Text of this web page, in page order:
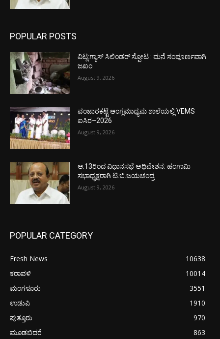
POPULAR POSTS
ವಿಟ್ಲ:ಗ್ಯಾಸ್ ಸಿಲಿಂಡರ್ ಸ್ಪೋಟ : ಮನೆ ಸಂಪೂರ್ಣವಾಗಿ
ಜಖಂ
August 9, 2026
ವಂಜಾರಕಟ್ಟೆ ಆಂಗ್ಲಮಾಧ್ಯಮ ಶಾಲೆಯಲ್ಲಿ VEMS
ಐಸಿರ–2026
August 9, 2026
ಆ.13ರಿಂದ ವಿಧಾನಸಭೆ ಅಧಿವೇಶನ: ಹಂಗಾಮಿ
ಸಭಾಧ್ಯಕ್ಷರಾಗಿ ಟಿ.ಬಿ.ಜಯಚಂದ್ರ
August 9, 2026
POPULAR CATEGORY
Fresh News
10638
ಕರಾವಳಿ
10014
ಮಂಗಳೂರು
3551
ಉಡುಪಿ
1910
ಪುತ್ತೂರು
970
ಮೂಡಬಿದರೆ
863